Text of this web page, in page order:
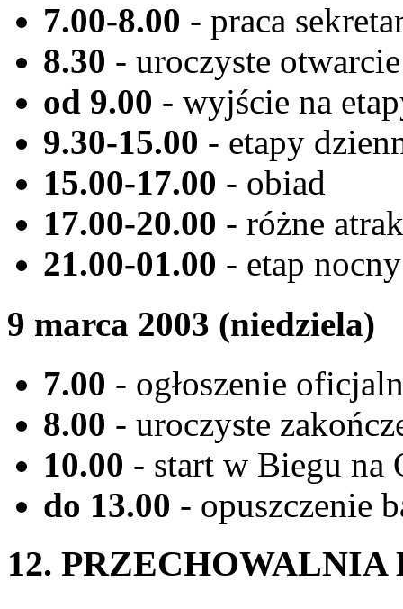
7.00-8.00 - praca
8.30 - uroczyste
od 9.00 - wyjście na
9.30-15.00 - etapy
15.00-17.00 - obiad
17.00-20.00 - różne
21.00-01.00 - etap
9 marca 2003 (niedziela)
7.00 - ogłoszenie
8.00 - uroczyste
10.00 - start w Biegu na
do 13.00 - opuszczenie
12. PRZECHOWALNIA